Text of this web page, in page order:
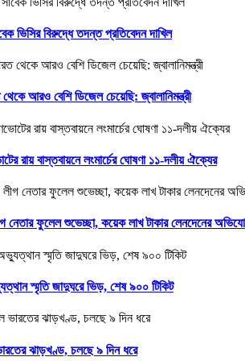
ভিসির বিরুদ্ধে তদন্ত প্রতিবেদন দাখিল
আরও বেশি ডিজেল চেয়েছি: জ্বালানিমন্ত্রী
রায় বাস্তবায়নে লংমার্চের ঘোষণা ১১-দলীয় ঐক্যের
নেতার ফুলেল শুভেচ্ছা, কয়েক লাখ টাকার লেনদেনের
স্মৃতি জাদুঘরে ভিড়, শেষ ৯০০ টিকিট
ঝাড়খণ্ড, চলছে ৯ দিন ধরে